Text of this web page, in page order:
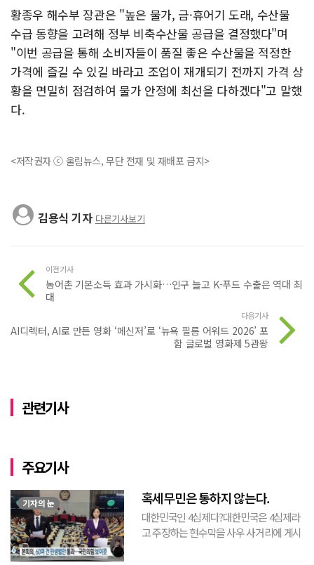
황종우 해수부 장관은 "높은 물가, 금·휴어기 도래, 수산물
수급 동향을 고려해 정부 비축수산물 공급을 결정했다"며
"이번 공급을 통해 소비자들이 품질 좋은 수산물을 적정한
가격에 즐길 수 있길 바라고 조업이 재개되기 전까지 가격 상
황을 면밀히 점검하여 물가 안정에 최선을 다하겠다"고 말했
다.
<저작권자 ⓒ 울림뉴스, 무단 전재 및 재배포 금지>
김용식 기자 다른기사보기
이전기사
농어촌 기본소득 효과 가시화…인구 늘고 K-푸드 수출은 역대 최
대
다음기사
AI디렉터, AI로 만든 영화 ‘메신저’로 ‘뉴욕 필름 어워드 2026’ 포
함 글로벌 영화제 5관왕
관련기사
주요기사
기자의 눈 혹세무민은 통하지 않는다.
대한민국인 4심제다?대한민국은 4심제라
고 주장하는 현수막을 사우 사거리에 게시